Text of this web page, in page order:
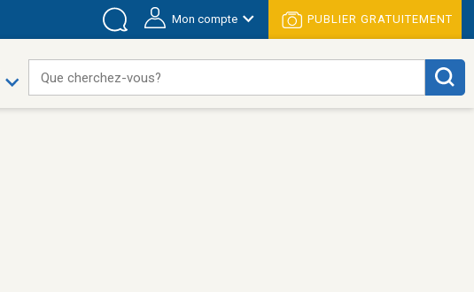
Mon compte PUBLIER GRATUITEMENT
Que cherchez-vous?